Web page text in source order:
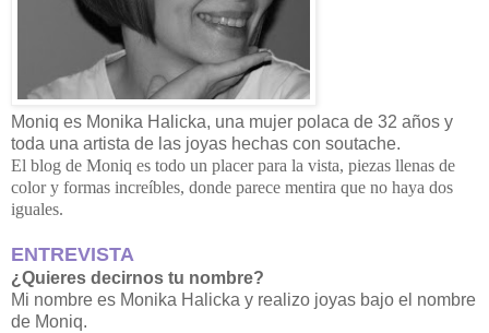
Moniq es Monika Halicka, una mujer polaca de 32 años y
toda una artista de las joyas hechas con soutache.
El blog de Moniq es todo un placer para la vista, piezas llenas de
color y formas increíbles, donde parece mentira que no haya dos
iguales.
ENTREVISTA
¿Quieres decirnos tu nombre?
Mi nombre es Monika Halicka y realizo joyas bajo el nombre
de Moniq.